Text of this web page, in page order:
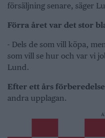
försäljning senare, säger
Förra året var det stor
- Dels de som vill köpa,
som vill se hur och var vi
Lund.
Efter ett års
andra upplagan.